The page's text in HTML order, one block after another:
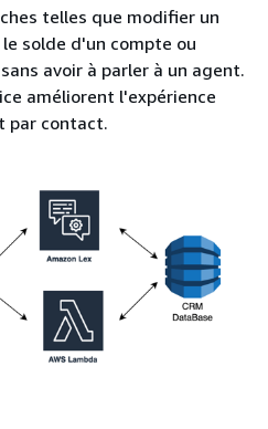
telles que modifier un
solde d'un compte ou
avoir à parler à un agent.
améliorent l'expérience
par contact.